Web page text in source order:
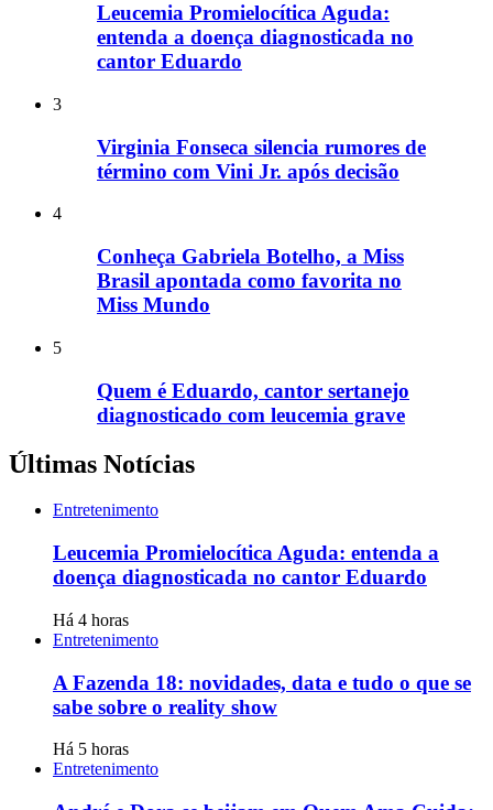
Leucemia Promielocítica Aguda:
entenda a doença diagnosticada no
cantor Eduardo
3
Virginia Fonseca silencia rumores de
término com Vini Jr. após decisão
4
Conheça Gabriela Botelho, a Miss
Brasil apontada como favorita no
Miss Mundo
5
Quem é Eduardo, cantor sertanejo
diagnosticado com leucemia grave
Últimas Notícias
Entretenimento
Leucemia Promielocítica Aguda: entenda a
doença diagnosticada no cantor Eduardo
Há 4 horas
Entretenimento
A Fazenda 18: novidades, data e tudo o que se
sabe sobre o reality show
Há 5 horas
Entretenimento